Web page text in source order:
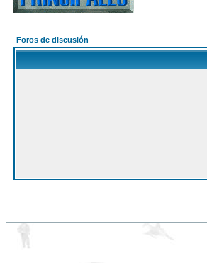
Foros de discusión